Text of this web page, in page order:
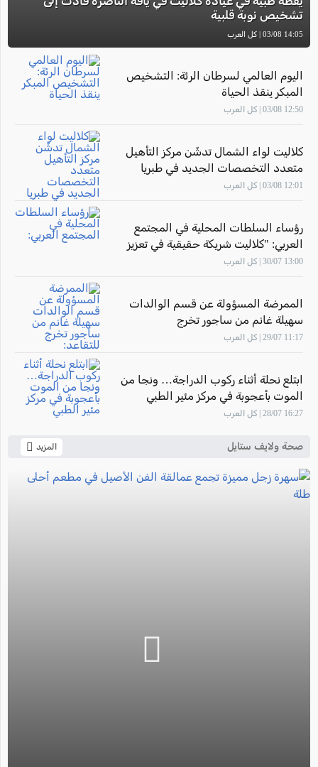
تشخيص نوبة قلبية
14:05 03/08 | كل العرب
اليوم العالمي لسرطان الرئة: التشخيص
المبكر ينقذ الحياة
12:50 03/08 | كل العرب
كلاليت لواء الشمال تدشّن مركز التأهيل
متعدد التخصصات الجديد في طبريا
12:01 03/08 | كل العرب
رؤساء السلطات المحلية في المجتمع
العربي: "كلاليت شريكة حقيقية في تعزيز
صحة أهالينا"
13:00 30/07 | كل العرب
الممرضة المسؤولة عن قسم الوالدات
سهيلة غانم من ساجور تخرج
للتقاعد: "أشعر بالفخر لأنني ساهمت في
11:17 29/07 | كل العرب
ابتلع نحلة أثناء ركوب الدراجة… ونجا من
الموت بأعجوبة في مركز مئير الطبي
16:27 28/07 | كل العرب
صحة ولايف ستايل المزيد